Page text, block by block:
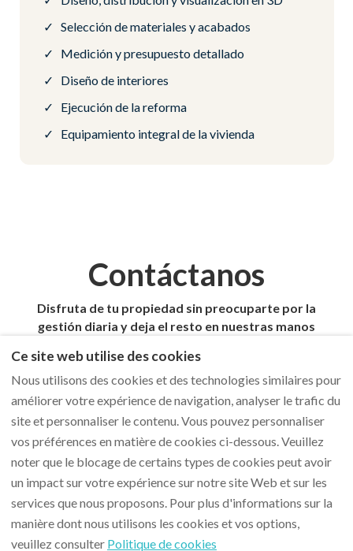
Selección de materiales y acabados
Medición y presupuesto detallado
Diseño de interiores
Ejecución de la reforma
Equipamiento integral de la vivienda
Contáctanos
Disfruta de tu propiedad sin preocuparte por la
gestión diaria y deja el resto en nuestras manos
Français EUR 652303005
Ce site web utilise des cookies
Nous utilisons des cookies et des technologies similaires pour
améliorer votre expérience de navigation, analyser le trafic du
site et personnaliser le contenu. Vous pouvez personnaliser
vos préférences en matière de cookies ci-dessous. Veuillez
noter que le blocage de certains types de cookies peut avoir
un impact sur votre expérience sur notre site Web et sur les
services que nous proposons. Pour plus d'informations sur la
manière dont nous utilisons les cookies et vos options,
veuillez consulter Politique de cookies